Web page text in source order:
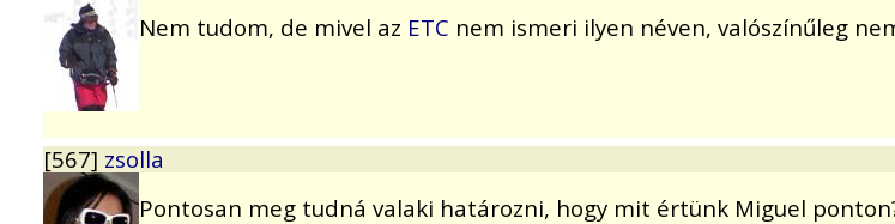
Nem tudom, de mivel az ETC nem ismeri ilyen néven, valószínűleg
[567] zsolla
Pontosan meg tudná valaki határozni, hogy mit értünk Miguel